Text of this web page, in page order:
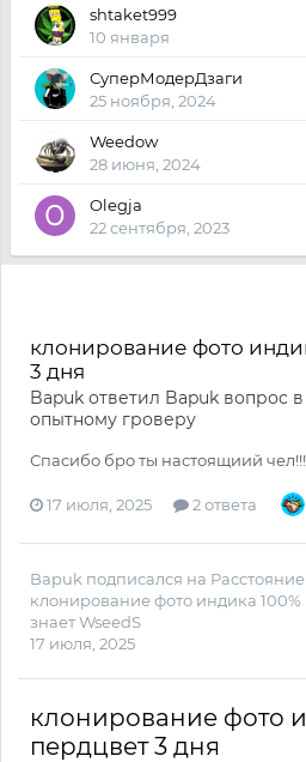
shtaket999
10 января
СуперМодерДзаги
25 ноября, 2024
Weedow
28 июня, 2024
Olegja
22 сентября, 2023
клонирование фото
3 дня
Bapuk ответил Bapuk вопрос в
опытному гроверу
Спасибо бро ты настоящиий
17 июля, 2025 2 ответа
Bapuk подписался на
клонирование фото индика 100%
знает WseedS
17 июля, 2025
клонирование фото
пердцвет 3 дня